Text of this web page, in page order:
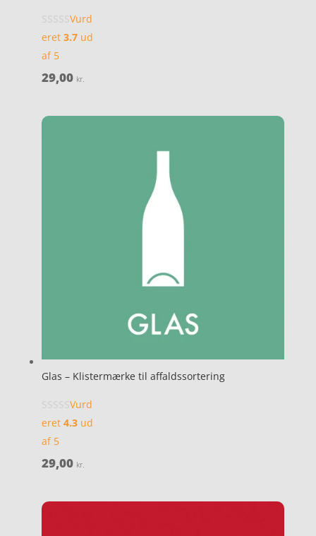
Vurd
eret 3.7ud
af 5
29,00 kr.
Glas – Klistermærke til affaldssortering
Vurd
eret 4.3ud
af 5
29,00 kr.